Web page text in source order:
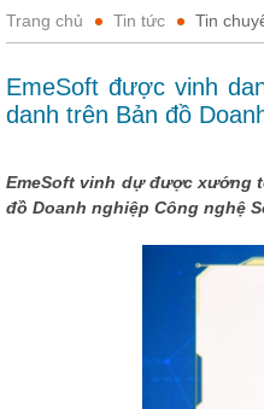
Trang chủ Tin tức Tin
EmeSoft được vinh
danh trên Bản đồ
EmeSoft vinh dự được xướng
đồ Doanh nghiệp Công nghệ